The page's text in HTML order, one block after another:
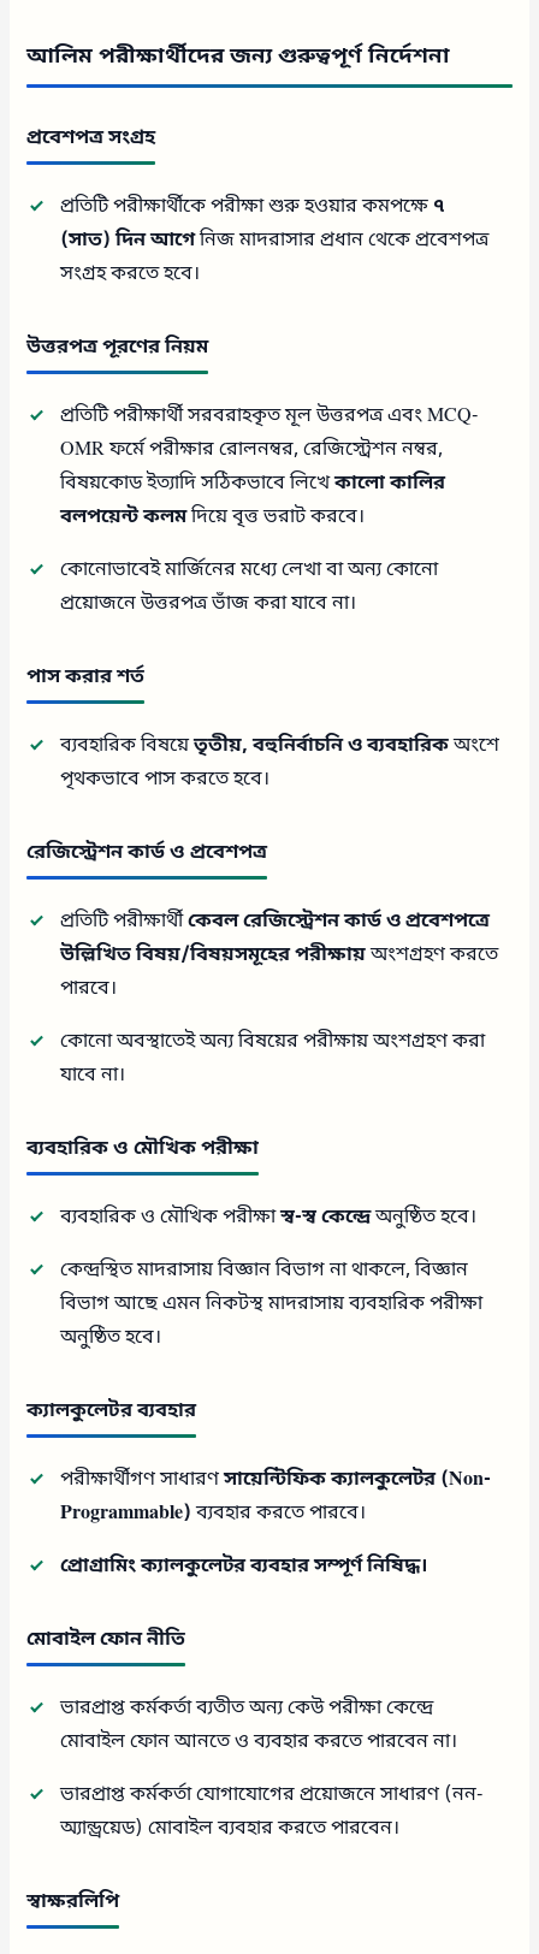
আলিম পরীক্ষার্থীদের জন্য গুরুত্বপূর্ণ নির্দেশনা
প্রবেশপত্র সংগ্রহ
প্রতিটি পরীক্ষার্থীকে পরীক্ষা শুরু হওয়ার কমপক্ষে ৭
(সাত) দিন আগেনিজ মাদরাসার প্রধান থেকে প্রবেশপত্র
সংগ্রহ করতে হবে।
উত্তরপত্র পূরণের নিয়ম
প্রতিটি পরীক্ষার্থী সরবরাহকৃত মূল উত্তরপত্র এবং MCQ-
OMR ফর্মে পরীক্ষার রোলনম্বর, রেজিস্ট্রেশন নম্বর,
বিষয়কোড ইত্যাদি সঠিকভাবে লিখেকালো কালির
বলপয়েন্ট কলমদিয়ে বৃত্ত ভরাট করবে।
কোনোভাবেই মার্জিনের মধ্যে লেখা বা অন্য কোনো
প্রয়োজনে উত্তরপত্র ভাঁজ করা যাবে না।
পাস করার শর্ত
ব্যবহারিক বিষয়েতৃতীয়, বহুনির্বাচনি ও ব্যবহারিকঅংশে
পৃথকভাবে পাস করতে হবে।
রেজিস্ট্রেশন কার্ড ও প্রবেশপত্র
প্রতিটি পরীক্ষার্থীকেবল রেজিস্ট্রেশন কার্ড ও প্রবেশপত্রে
উল্লিখিত বিষয়/বিষয়সমূহের পরীক্ষায়অংশগ্রহণ করতে
পারবে।
কোনো অবস্থাতেই অন্য বিষয়ের পরীক্ষায় অংশগ্রহণ করা
যাবে না।
ব্যবহারিক ও মৌখিক পরীক্ষা
ব্যবহারিক ও মৌখিক পরীক্ষাস্ব-স্ব কেন্দ্রেঅনুষ্ঠিত হবে।
কেন্দ্রস্থিত মাদরাসায় বিজ্ঞান বিভাগ না থাকলে, বিজ্ঞান
বিভাগ আছে এমন নিকটস্থ মাদরাসায় ব্যবহারিক পরীক্ষা
অনুষ্ঠিত হবে।
ক্যালকুলেটর ব্যবহার
পরীক্ষার্থীগণ সাধারণসায়েন্টিফিক ক্যালকুলেটর (Non-
Programmable)ব্যবহার করতে পারবে।
প্রোগ্রামিং ক্যালকুলেটর ব্যবহার সম্পূর্ণ নিষিদ্ধ।
মোবাইল ফোন নীতি
ভারপ্রাপ্ত কর্মকর্তা ব্যতীত অন্য কেউ পরীক্ষা কেন্দ্রে
মোবাইল ফোন আনতে ও ব্যবহার করতে পারবেন না।
ভারপ্রাপ্ত কর্মকর্তা যোগাযোগের প্রয়োজনে সাধারণ (নন-
অ্যান্ড্রয়েড) মোবাইল ব্যবহার করতে পারবেন।
স্বাক্ষরলিপি